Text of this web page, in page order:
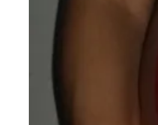
Anuncie no Portal
Hospitais Estaduais
Parques & Represas